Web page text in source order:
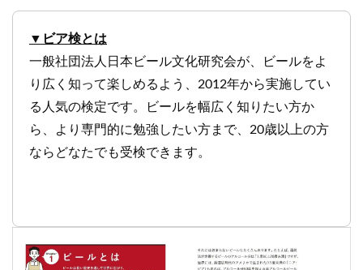
▼ビア検とは
一般社団法人日本ビール文化研究会が、ビールをよ
り広く知って楽しめるよう、2012年から実施してい
る人気の検定です。ビールを幅広く知りたい方か
ら、より専門的に勉強したい方まで、20歳以上の方
ならどなたでも受検できます。